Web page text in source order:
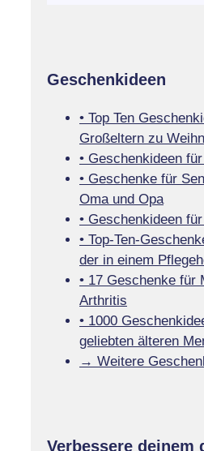
Geschenkideen
• Top Ten
Großeltern zu
• Geschenkideen
• Geschenke für
Oma und Opa
• Geschenkideen
• Top-Ten-
der in einem
• 17 Geschenke für
Arthritis
• 1000
geliebten älteren
→ Weitere
Verbessere deinem